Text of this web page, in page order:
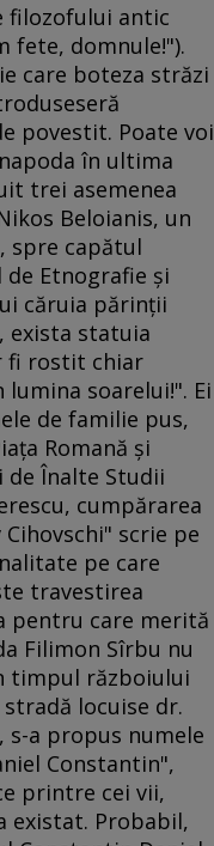
filozofului antic
fete, domnule!").
care boteza străzi
povestit. Poate voi
în ultima
trei asemenea
Beloianis, un
spre capătul
Etnografie şi
căruia părinţii
exista statuia
fi rostit chiar
soarelui!". Ei
de familie pus,
Romană şi
de Înalte Studii
cumpărarea
scrie pe
pe care
travestirea
pentru care merită
Filimon Sîrbu nu
timpul războiului
locuise dr.
a propus numele
Constantin",
printre cei vii,
existat. Probabil,